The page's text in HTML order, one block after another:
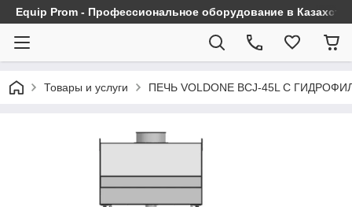
Equip Prom - Профессиональное оборудование в
Товары и услуги ПЕЧЬ VOLDONE BCJ-45L С